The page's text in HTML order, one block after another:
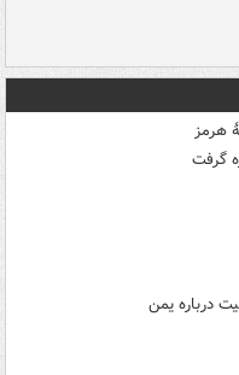
هرمز
گرفت
درباره یمن